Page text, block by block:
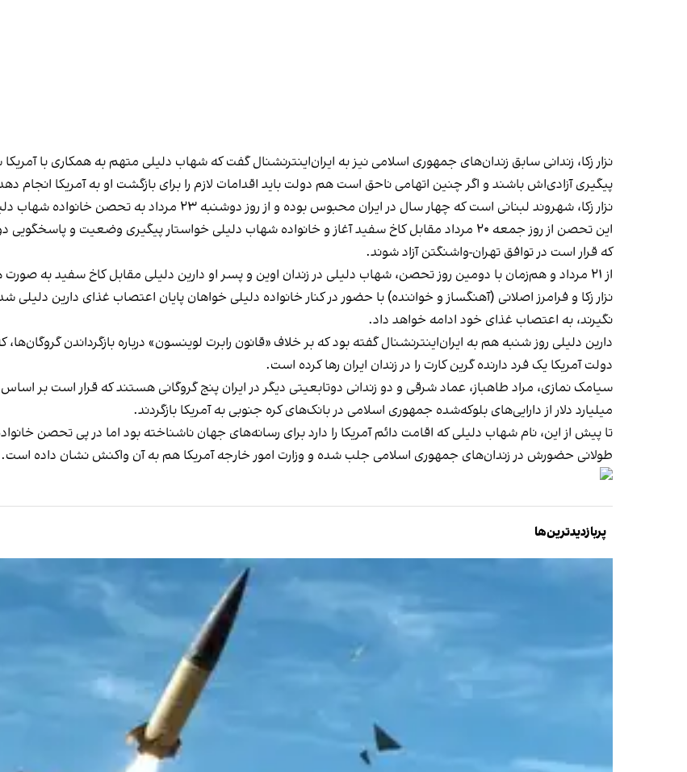
نزار زکا، زندانی سابق زندان‌های جمهوری اسلامی نیز به ایران‌اینترنشنال گفت که شهاب دلیلی متهم به همکاری با
پیگیری ‌آزادی‌اش باشند و اگر چنین اتهامی ناحق است هم دولت باید اقدامات لازم را برای بازگشت او به آمریکا انجام
نزار زکا، شهروند لبنانی است که چهار سال در ایران محبوس بوده و از روز دوشنبه ۲۳ مرداد به تحصن خانواده شهاب دلیلی مقابل وزارت خارجه آمریکا پیوسته است.
این تحصن از روز جمعه ۲۰ مرداد مقابل کاخ سفید آغاز و خانواده شهاب دلیلی خواستار پیگیری وضعیت و
که قرار است در توافق تهران-واشنگتن آزاد شوند.
از ۲۱ مرداد و هم‌زمان با دومین روز تحصن، شهاب دلیلی در زندان اوین و پسر او دارین دلیلی مقابل کاخ سفید به صورت هم‌زمان دست به اعتصاب غذا زدند.
نزار زکا و فرامرز اصلانی (آهنگساز و خواننده) با حضور در کنار خانواده دلیلی خواهان پایان اعتصاب غذای دارین دلیلی
نگیرند، به اعتصاب غذای خود ادامه خواهد داد.
دارین دلیلی روز شنبه هم به ایران‌اینترنشنال گفته بود که بر خلاف «قانون رابرت لوینسون» درباره بازگرداندن
دولت آمریکا یک فرد دارنده گرین کارت را در زندان ایران رها کرده است.
سیامک نمازی، مراد طاهباز، عماد شرقی و دو زندانی دوتابعیتی دیگر در ایران پنج گروگانی هستند که قرار است بر
میلیارد دلار از دارایی‌های بلوکه‌شده جمهوری اسلامی در بانک‌های کره جنوبی به آمریکا بازگردند.
تا پیش از این، نام شهاب دلیلی که اقامت دائم آمریکا را دارد برای رسانه‌های جهان ناشناخته بود اما در پی تحصن
طولانی حضورش در زندان‌های جمهوری اسلامی جلب شده و وزارت امور خارجه آمریکا هم به آن واکنش نشان داده است.
پربازدیدترین‌ها